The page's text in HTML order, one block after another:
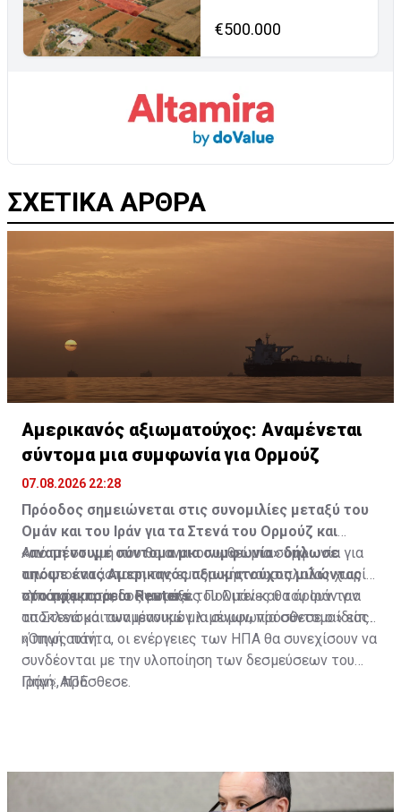
€500.000
ΣΧΕΤΙΚΑ ΑΡΘΡΑ
Αμερικανός αξιωματούχος: Αναμένεται
σύντομα μια συμφωνία για Ορμούζ
07.08.2026 22:28
Πρόοδος σημειώνεται στις συνομιλίες μεταξύ του
Ομάν και του Ιράν για τα Στενά του Ορμούζ και
«αναμένουμε σύντομα μια συμφωνία» δήλωσε
απόψε ένας Αμερικανός αξιωματούχος μιλώντας
στο πρακτορείο Reuters.
Από τη στιγμή που θα ανακοινωθεί μια συμφωνία για
την αποκατάσταση της εμπορικής ναυσιπλοΐας χωρίς
προσκόμματα, οι Ηνωμένες Πολιτείες θα άρουν τον
αποκλεισμό των ιρανικών λιμένων, πρόσθεσε ο ίδιος.
«Υπάρχει πρόοδος μεταξύ του Ομάν και του Ιράν για
τα Στενά και αναμένουμε μια συμφωνία σύντομα» είπε
η πηγή αυτή.
«Όπως πάντα, οι ενέργειες των ΗΠΑ θα συνεχίσουν να
συνδέονται με την υλοποίηση των δεσμεύσεων του
Ιράν», πρόσθεσε.
Πηγή: ΑΠΕ